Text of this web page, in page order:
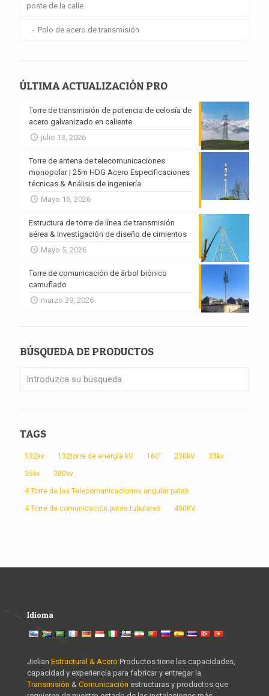
poste de la calle
Polo de acero de transmisión
ÚLTIMA ACTUALIZACIÓN PRO
Torre de transmisión de potencia de celosía de
acero galvanizado en caliente
julio 13, 2026
Torre de antena de telecomunicaciones
monopolar | 25m HDG Acero Especificaciones
técnicas & Análisis de ingeniería
Mayo 16, 2026
Estructura de torre de línea de transmisión
aérea & Investigación de diseño de cimientos
Mayo 5, 2026
Torre de comunicación de árbol biónico
camuflado
marzo 29, 2026
BÚSQUEDA DE PRODUCTOS
TAGS
132kv 132torre de energía kV 160' 230kV 33kv
35kv 380kv
4 Torre de las Telecomunicaciones angular patas
4 Torre de comunicación patas tubulares 400KV
Idioma
Jielian Estructural & Acero Productos tiene las capacidades,
capacidad y experiencia para fabricar y entregar la
Transmisión & Comunicación estructuras y productos que